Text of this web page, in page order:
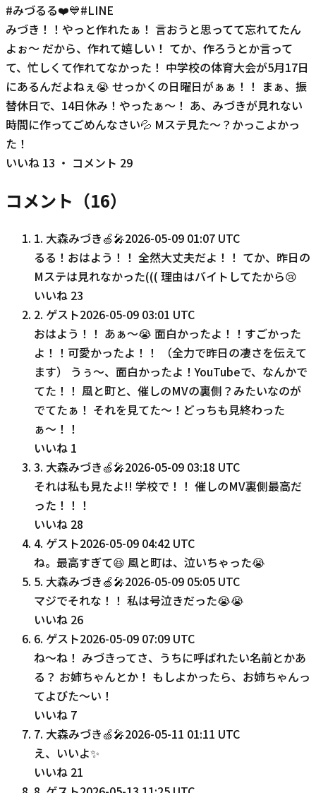
#みづるる❤️💙#LINE
みづき！！やっと作れたぁ！ 言おうと思ってて忘れてたん
よぉ〜 だから、作れて嬉しい！ てか、作ろうとか言って
て、忙しくて作れてなかった！ 中学校の体育大会が5月17日
にあるんだよねぇ😭 せっかくの日曜日がぁぁ！！ まぁ、振
替休日で、14日休み！やったぁ〜！ あ、みづきが見れない
時間に作ってごめんなさい💦 Mステ見た〜？かっこよかっ
た！
いいね 13 ・ コメント 29
コメント（16）
1. 大森みづき🍏🎤2026-05-09 01:07 UTC
るる！おはよう！！ 全然大丈夫だよ！！ てか、昨日の
Mステは見れなかった((( 理由はバイトしてたから😢
いいね 23
2. ゲスト2026-05-09 03:01 UTC
おはよう！！ あぁ〜😭 面白かったよ！！すごかった
よ！！可愛かったよ！！ （全力で昨日の凄さを伝えて
ます） うぅ〜、面白かったよ！YouTubeで、なんかで
てた！！ 風と町と、催しのMVの裏側？みたいなのが
でてたぁ！ それを見てた〜！どっちも見終わった
ぁ〜！！
いいね 1
3. 大森みづき🍏🎤2026-05-09 03:18 UTC
それは私も見たよ!! 学校で！！ 催しのMV裏側最高だ
った！！！
いいね 28
4. ゲスト2026-05-09 04:42 UTC
ね。最高すぎて😆 風と町は、泣いちゃった😭
5. 大森みづき🍏🎤2026-05-09 05:05 UTC
マジでそれな！！ 私は号泣きだった😭😭
いいね 26
6. ゲスト2026-05-09 07:09 UTC
ね〜ね！ みづきってさ、うちに呼ばれたい名前とかあ
る？ お姉ちゃんとか！ もしよかったら、お姉ちゃんっ
てよびた〜い！
いいね 7
7. 大森みづき🍏🎤2026-05-11 01:11 UTC
え、いいよ✨
いいね 21